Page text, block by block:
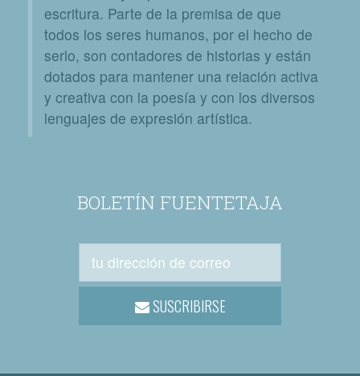
escritura. Parte de la premisa de que
todos los seres humanos, por el hecho de
serlo, son contadores de historias y están
dotados para mantener una relación activa
y creativa con la poesía y con los diversos
lenguajes de expresión artística.
BOLETÍN FUENTETAJA
SUSCRIBIRSE